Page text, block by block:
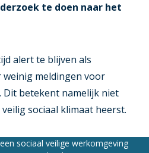
te doen naar het
alert te blijven als
weinig meldingen voor
Dit betekent namelijk niet
sociaal klimaat heerst.
sociaal veilige werkomgeving